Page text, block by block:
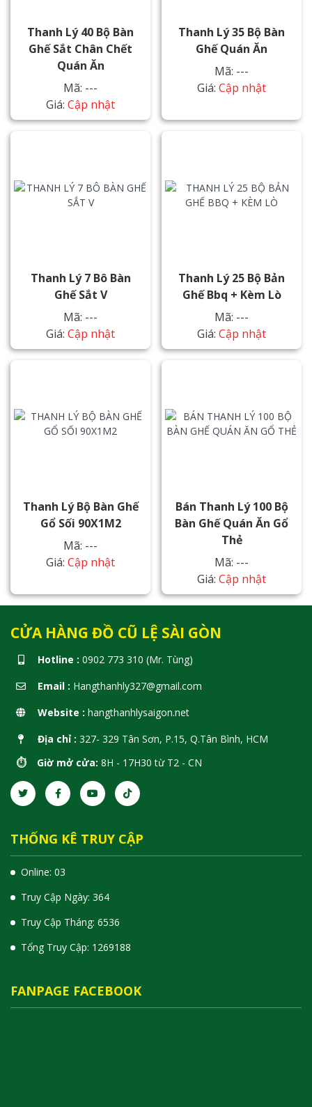
Thanh Lý 40 Bộ Bàn
Ghế Sắt Chân Chết
Quán Ăn
Mã: ---
Giá: Cập nhật
Thanh Lý 35 Bộ Bàn
Ghế Quán Ăn
Mã: ---
Giá: Cập nhật
Thanh Lý 7 Bô Bàn
Ghế Sắt V
Mã: ---
Giá: Cập nhật
Thanh Lý 25 Bộ Bản
Ghế Bbq + Kèm Lò
Mã: ---
Giá: Cập nhật
Thanh Lý Bộ Bàn Ghế
Gổ Sối 90X1M2
Mã: ---
Giá: Cập nhật
Bán Thanh Lý 100 Bộ
Bàn Ghế Quán Ăn Gổ
Thẻ
Mã: ---
Giá: Cập nhật
CỬA HÀNG ĐỒ CŨ LỆ SÀI GÒN
Hotline : 0902 773 310 (Mr. Tùng)
Email : Hangthanhly327@gmail.com
Website : hangthanhlysaigon.net
Địa chỉ : 327- 329 Tân Sơn, P.15, Q.Tân Bình, HCM
⏱️ Giờ mở cửa: 8H - 17H30 từ T2 - CN
THỐNG KÊ TRUY CẬP
Online: 03
Truy Cập Ngày: 364
Truy Cập Tháng: 6536
Tổng Truy Cập: 1 269188
FANPAGE FACEBOOK